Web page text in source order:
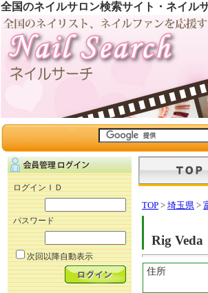
全国のネイルサロン検索サイト・ネイル
ログインＩＤ
パスワード
次回以降自動表示
TOP > 埼玉県 >
Rig Veda
住所